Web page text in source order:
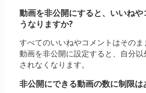
動画を非公開にすると、いいね
うなりますか?
すべてのいいねやコメントはそのま
動画を非公開に設定すると、自分
されなくなります。
非公開にできる動画の数に制限は